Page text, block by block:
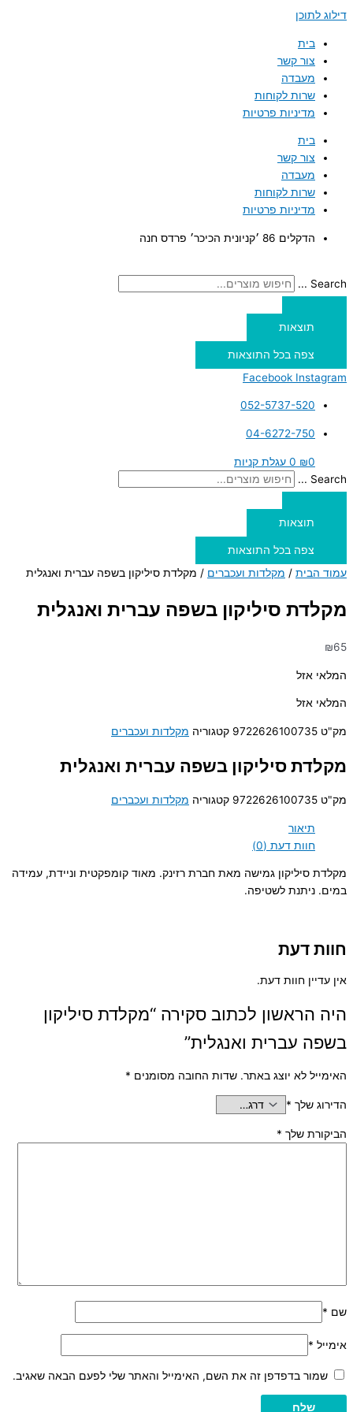
דילוג לתוכן
בית
צור קשר
מעבדה
שרות לקוחות
מדיניות פרטיות
בית
צור קשר
מעבדה
שרות לקוחות
מדיניות פרטיות
הדקלים 86 ׳קניונית הכיכר׳ פרדס חנה
Search ...
תוצאות
צפה בכל התוצאות
Facebook Instagram
052-5737-520
04-6272-750
₪0
0 עגלת קניות
Search ...
תוצאות
צפה בכל התוצאות
עמוד הבית / מקלדות ועכברים / מקלדת סיליקון בשפה עברית ואנגלית
מקלדת סיליקון בשפה עברית ואנגלית
₪65
המלאי אזל
המלאי אזל
מק"ט 9722626100735 קטגוריה מקלדות ועכברים
מקלדת סיליקון בשפה עברית ואנגלית
מק"ט 9722626100735 קטגוריה מקלדות ועכברים
תיאור
חוות דעת (0)
מקלדת סיליקון גמישה מאת חברת רזינק. מאוד קומפקטית וניידת, עמידה
במים. ניתנת לשטיפה.
חוות דעת
אין עדיין חוות דעת.
היה הראשון לכתוב סקירה “מקלדת סיליקון
בשפה עברית ואנגלית”
האימייל לא יוצג באתר. שדות החובה מסומנים *
הדירוג שלך *
הביקורת שלך *
שם *
אימייל *
שמור בדפדפן זה את השם, האימייל והאתר שלי לפעם הבאה שאגיב.